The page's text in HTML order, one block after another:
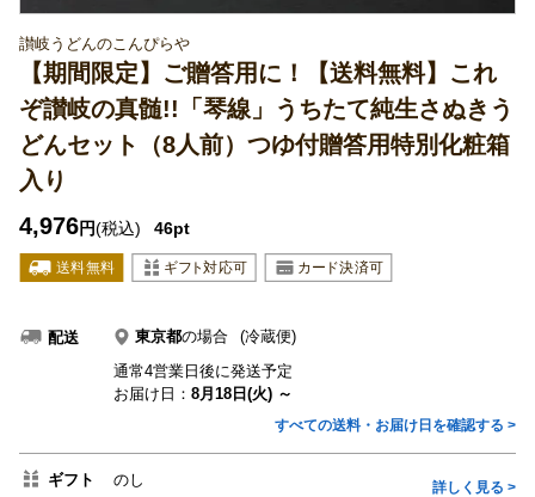
讃岐うどんのこんぴらや
【期間限定】ご贈答用に！【送料無料】これ
ぞ讃岐の真髄!!「琴線」うちたて純生さぬきう
どんセット（8人前）つゆ付贈答用特別化粧箱
入り
4,976円(税込) 46pt
配送 東京都の場合
(冷蔵便)
通常4営業日後に発送予定
お届け日： 8月18日(火) ～
すべての送料・お届け日を確認する >
ギフト のし 詳しく見る >